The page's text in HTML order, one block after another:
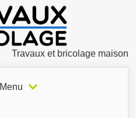
Travaux et bricolage maison
Menu